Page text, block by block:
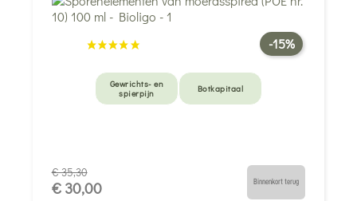
-15%
Gewrichts- en
spierpijn
Botkapitaal
€ 35,30
€ 30,00 Binnenkort terug